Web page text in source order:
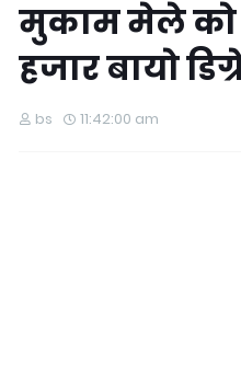
मुकाम मेले को
हजार बायो
bs 11:42:00 am